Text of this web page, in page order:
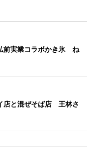
前実業コラボかき氷 ね
店と混ぜそば店 王林さ